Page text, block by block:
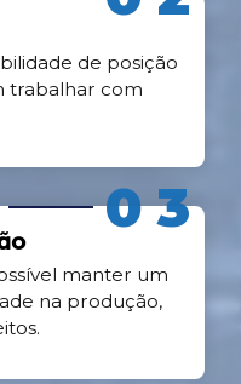
de posição
trabalhar com
manter um
na produção,
03